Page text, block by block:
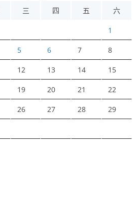
三 四 五 六
1
5 6 7 8
12 13 14 15
19 20 21 22
26 27 28 29